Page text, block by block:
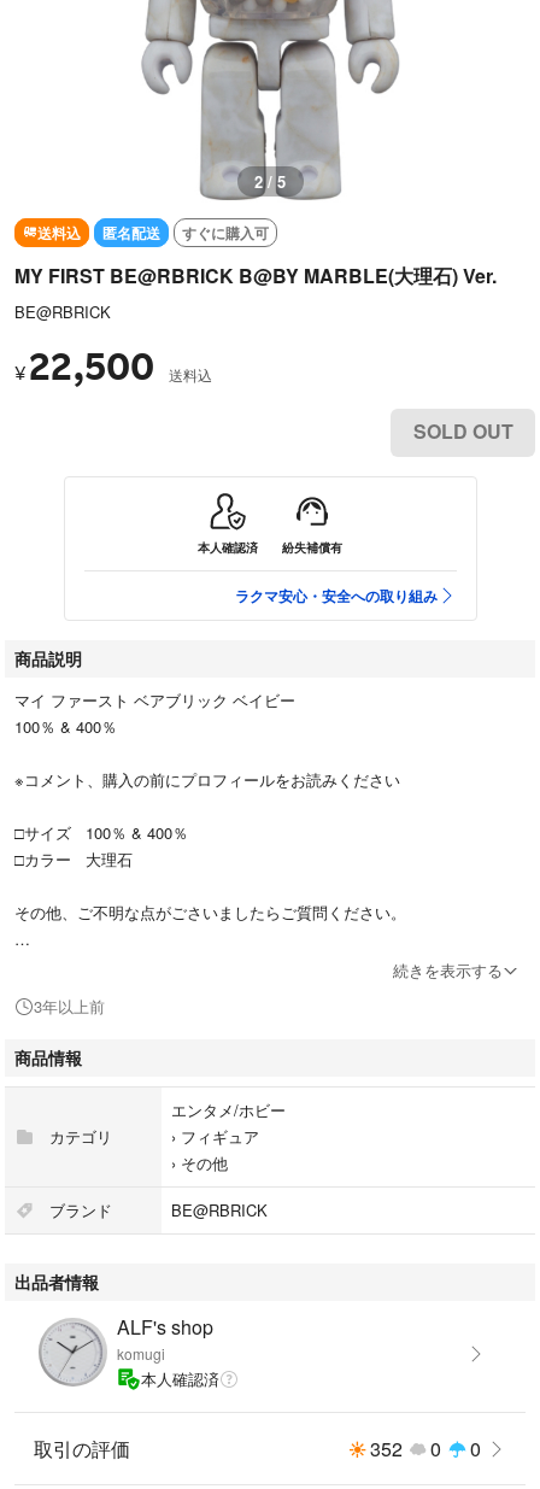
2 / 5
送料込 匿名配送 すぐに購入可
MY FIRST BE@RBRICK B@BY MARBLE(大理石) Ver.
BE@RBRICK
¥ 22,500 送料込
SOLD OUT
本人確認済 紛失補償有
ラクマ安心・安全への取り組み
商品説明
マイ ファースト ベアブリック ベイビー
100％ & 400％
※コメント、購入の前にプロフィールをお読みください
□サイズ 100％ & 400％
□カラー 大理石
その他、ご不明な点がごさいましたらご質問ください。
コンビニ、振込みの方はキャンセルが多いため、翌日までにご入金できる
続きを表示する
3年以上前
商品情報
カテゴリ
エンタメ/ホビー
› フィギュア
› その他
ブランド BE@RBRICK
出品者情報
ALF's shop
komugi
本人確認済
取引の評価 352 0 0